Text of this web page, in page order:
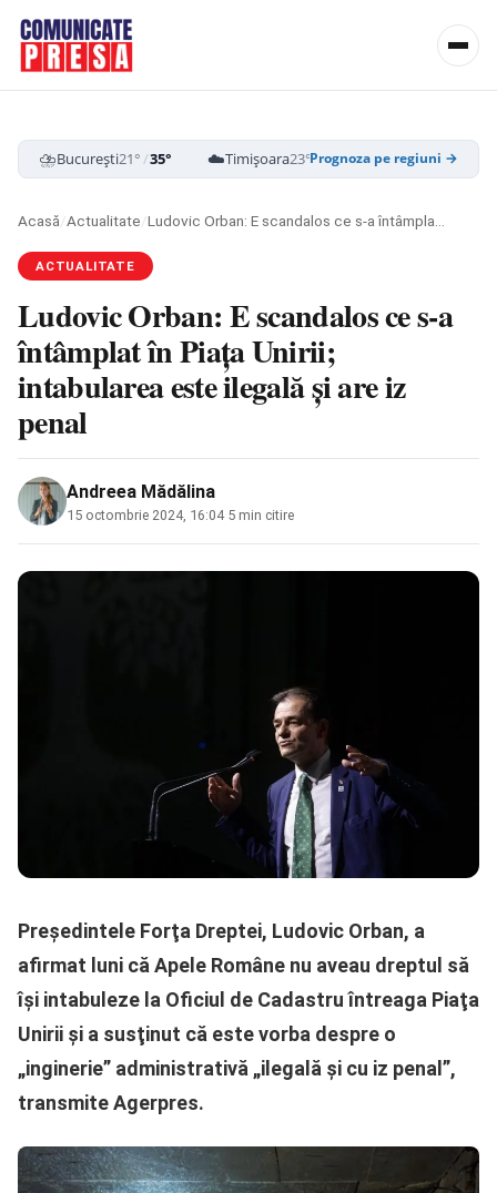
⛈️București21°/35° ☁️Timișoara23°/35° ☁️Cluj-Napoca
Prognoza pe regiuni →
Acasă/Actualitate/
ACTUALITATE
Ludovic Orban: E scandalos ce s-a
întâmplat în Piaţa Unirii;
intabularea este ilegală şi are iz
penal
Andreea Mădălina
15 octombrie 2024, 16:04· 5 min citire
Preşedintele Forţa Dreptei, Ludovic Orban, a
afirmat luni că Apele Române nu aveau dreptul să
îşi intabuleze la Oficiul de Cadastru întreaga Piaţa
Unirii şi a susţinut că este vorba despre o
„inginerie” administrativă „ilegală şi cu iz penal”,
transmite Agerpres.